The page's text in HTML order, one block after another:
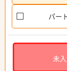
パー
未